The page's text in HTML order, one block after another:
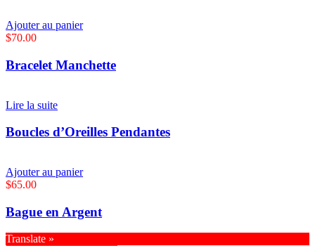
Ajouter au panier
$70.00
Bracelet Manchette
Lire la suite
Boucles d’Oreilles Pendantes
Ajouter au panier
$65.00
Bague en Argent
Translate »